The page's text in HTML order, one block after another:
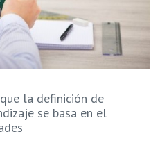
la definición de
se basa en el